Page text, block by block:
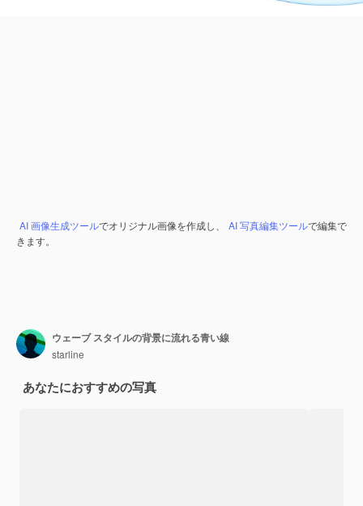
AI 画像生成ツールでオリジナル画像を作成し、 AI 写真編集ツールで編集で
きます。
ウェーブ スタイルの背景に流れる青い線
starline
あなたにおすすめの写真